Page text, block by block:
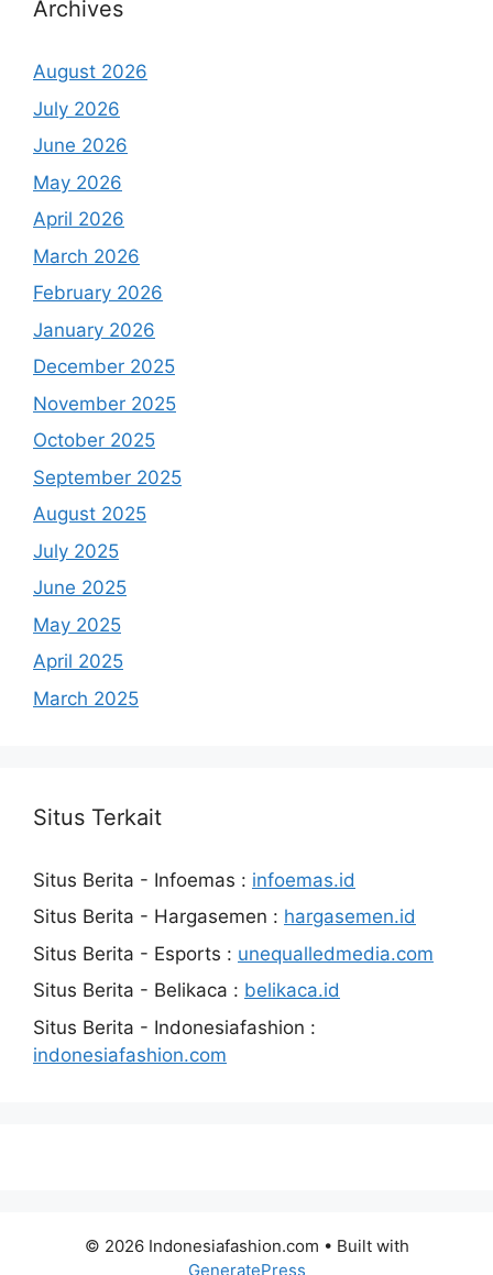
Archives
August 2026
July 2026
June 2026
May 2026
April 2026
March 2026
February 2026
January 2026
December 2025
November 2025
October 2025
September 2025
August 2025
July 2025
June 2025
May 2025
April 2025
March 2025
Situs Terkait
Situs Berita - Infoemas : infoemas.id
Situs Berita - Hargasemen : hargasemen.id
Situs Berita - Esports : unequalledmedia.com
Situs Berita - Belikaca : belikaca.id
Situs Berita - Indonesiafashion :
indonesiafashion.com
© 2026 Indonesiafashion.com • Built with
GeneratePress